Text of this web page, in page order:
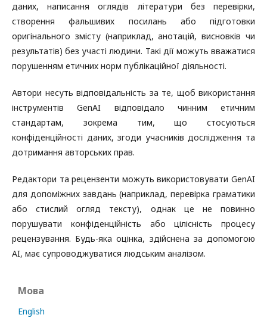
даних, написання оглядів літератури без перевірки,
створення фальшивих посилань або підготовки
оригінального змісту (наприклад, анотацій, висновків чи
результатів) без участі людини. Такі дії можуть вважатися
порушенням етичних норм публікаційної діяльності.
Автори несуть відповідальність за те, щоб використання
інструментів GenAI відповідало чинним етичним
стандартам, зокрема тим, що стосуються
конфіденційності даних, згоди учасників дослідження та
дотримання авторських прав.
Редактори та рецензенти можуть використовувати GenAI
для допоміжних завдань (наприклад, перевірка граматики
або стислий огляд тексту), однак це не повинно
порушувати конфіденційність або цілісність процесу
рецензування. Будь-яка оцінка, здійснена за допомогою
AI, має супроводжуватися людським аналізом.
Мова
English